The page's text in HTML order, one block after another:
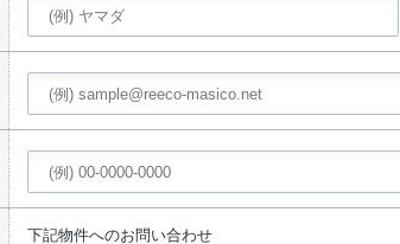
下記物件へのお問い合わせ